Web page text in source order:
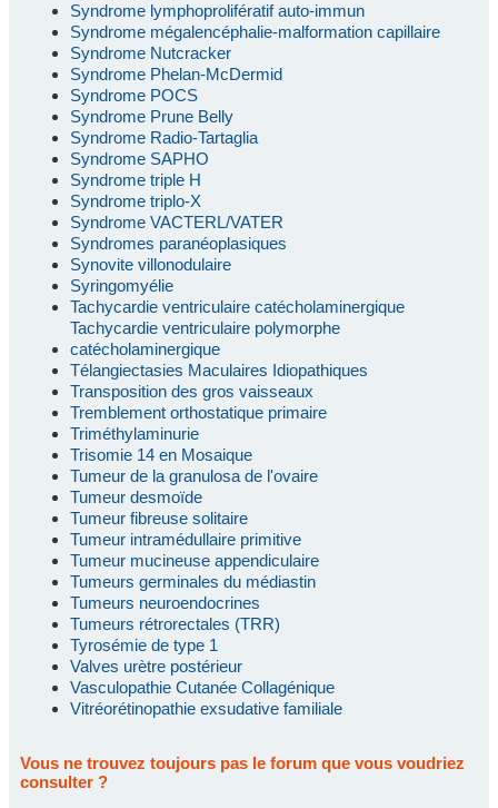
Syndrome lymphoprolifératif auto-immun
Syndrome mégalencéphalie-malformation capillaire
Syndrome Nutcracker
Syndrome Phelan-McDermid
Syndrome POCS
Syndrome Prune Belly
Syndrome Radio-Tartaglia
Syndrome SAPHO
Syndrome triple H
Syndrome triplo-X
Syndrome VACTERL/VATER
Syndromes paranéoplasiques
Synovite villonodulaire
Syringomyélie
Tachycardie ventriculaire catécholaminergique
Tachycardie ventriculaire polymorphe
catécholaminergique
Télangiectasies Maculaires Idiopathiques
Transposition des gros vaisseaux
Tremblement orthostatique primaire
Triméthylaminurie
Trisomie 14 en Mosaique
Tumeur de la granulosa de l'ovaire
Tumeur desmoïde
Tumeur fibreuse solitaire
Tumeur intramédullaire primitive
Tumeur mucineuse appendiculaire
Tumeurs germinales du médiastin
Tumeurs neuroendocrines
Tumeurs rétrorectales (TRR)
Tyrosémie de type 1
Valves urètre postérieur
Vasculopathie Cutanée Collagénique
Vitréorétinopathie exsudative familiale
Vous ne trouvez toujours pas le forum que vous voudriez
consulter ?